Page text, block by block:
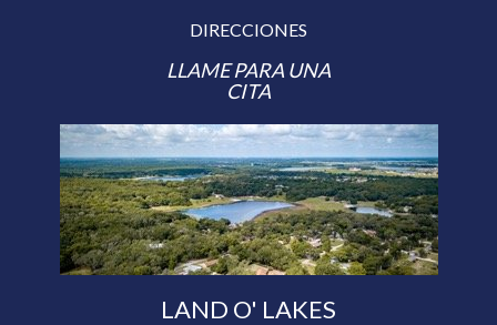
DIRECCIONES
LLAME PARA UNA
CITA
LAND O' LAKES